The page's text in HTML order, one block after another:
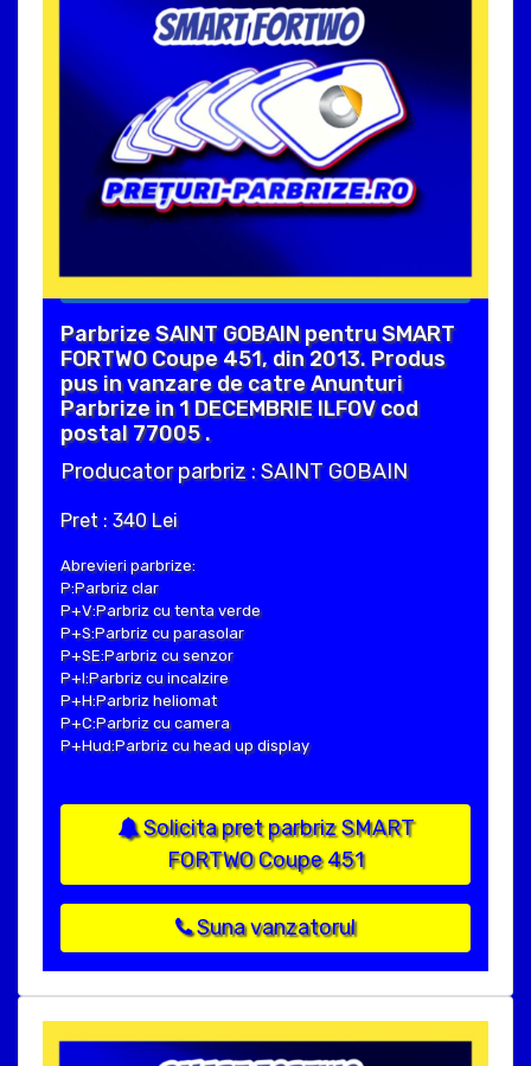
Parbrize SAINT GOBAIN pentru SMART
FORTWO Coupe 451, din 2013. Produs
pus in vanzare de catre Anunturi
Parbrize in 1 DECEMBRIE ILFOV cod
postal 77005 .
Producator parbriz : SAINT GOBAIN
Pret : 340 Lei
Abrevieri parbrize:
P:Parbriz clar
P+V:Parbriz cu tenta verde
P+S:Parbriz cu parasolar
P+SE:Parbriz cu senzor
P+I:Parbriz cu incalzire
P+H:Parbriz heliomat
P+C:Parbriz cu camera
P+Hud:Parbriz cu head up display
Solicita pret parbriz SMART
FORTWO Coupe 451
Suna vanzatorul